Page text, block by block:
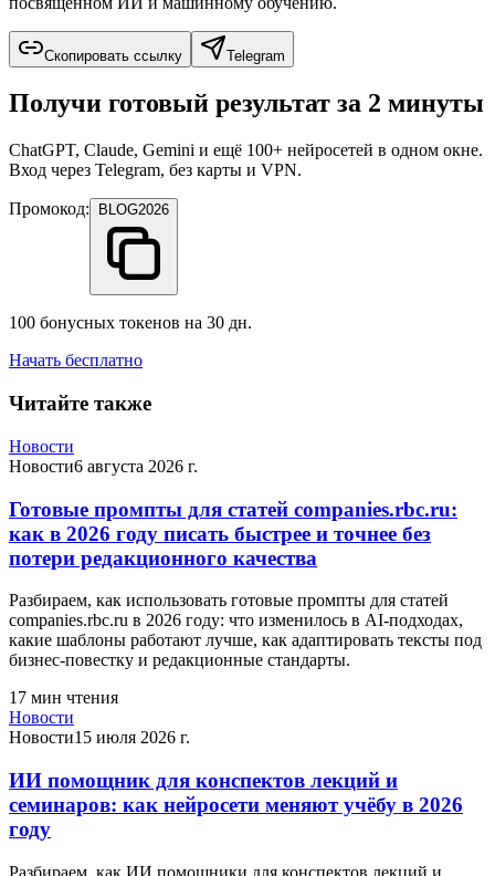
Скопировать ссылку Telegram
Получи готовый результат за 2 минуты
ChatGPT, Claude, Gemini и ещё 100+ нейросетей в одном окне.
Вход через Telegram, без карты и VPN.
Промокод: BLOG2026
100 бонусных токенов на 30 дн.
Начать бесплатно
Читайте также
Новости
Новости6 августа 2026 г.
Готовые промпты для статей companies.rbc.ru:
как в 2026 году писать быстрее и точнее без
потери редакционного качества
Разбираем, как использовать готовые промпты для статей
companies.rbc.ru в 2026 году: что изменилось в AI-подходах,
какие шаблоны работают лучше, как адаптировать тексты под
бизнес-повестку и редакционные стандарты.
17 мин чтения
Новости
Новости15 июля 2026 г.
ИИ помощник для конспектов лекций и
семинаров: как нейросети меняют учёбу в 2026
году
Разбираем, как ИИ помощники для конспектов лекций и